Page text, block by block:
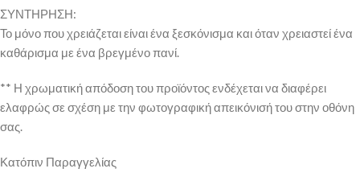
ΣΥΝΤΗΡΗΣΗ:
Το μόνο που χρειάζεται είναι ένα ξεσκόνισμα και όταν χρειαστεί ένα
καθάρισμα με ένα βρεγμένο πανί.
** Η χρωματική απόδοση του προϊόντος ενδέχεται να διαφέρει
ελαφρώς σε σχέση με την φωτογραφική απεικόνισή του στην οθόνη
σας.
Κατόπιν Παραγγελίας